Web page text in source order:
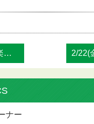
« みんなで楽しもう！絵本クッキング Her...
ナー